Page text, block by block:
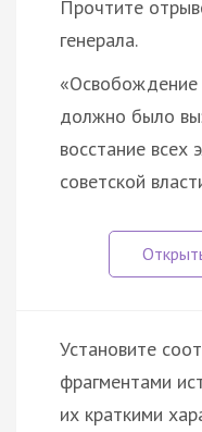
Прочтите
генерала.
«Освобождение
должно было
восстание всех
советской
Установите
фрагментами
их краткими